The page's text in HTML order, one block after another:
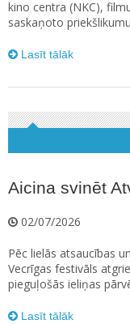
kino centra (NKC),
saskaņoto
Lasīt tālāk
Aicina svinēt
02/07/2026
Pēc lielās atsaucības
Vecrīgas festivāls
pieguļošās ieliņas
Lasīt tālāk